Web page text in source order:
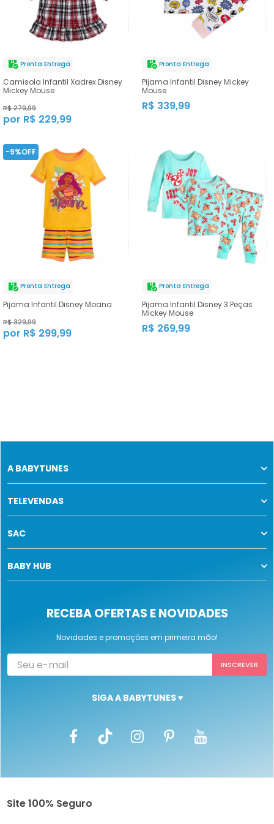
Pronta Entrega
Camisola Infantil Xadrex Disney
Mickey Mouse
R$ 279,99
por R$ 229,99
Pronta Entrega
Pijama Infantil Disney Mickey
Mouse
R$ 339,99
-9%OFF
Pronta Entrega
Pijama Infantil Disney Moana
R$ 329,99
por R$ 299,99
Pronta Entrega
Pijama Infantil Disney 3 Peças
Mickey Mouse
R$ 269,99
A BABYTUNES
TELEVENDAS
SAC
BABY HUB
RECEBA OFERTAS E NOVIDADES
Novidades e promoções em primeira mão!
SIGA A BABYTUNES ♥
Site 100% Seguro